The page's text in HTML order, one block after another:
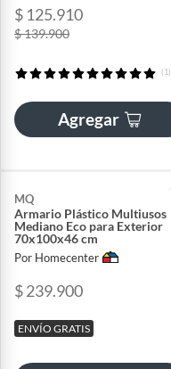
$ 125.910
$ 139.900
(1)
Agregar
MQ
Armario Plástico Multiusos
Mediano Eco para Exterior
70x100x46 cm
Por Homecenter
$ 239.900
ENVÍO GRATIS